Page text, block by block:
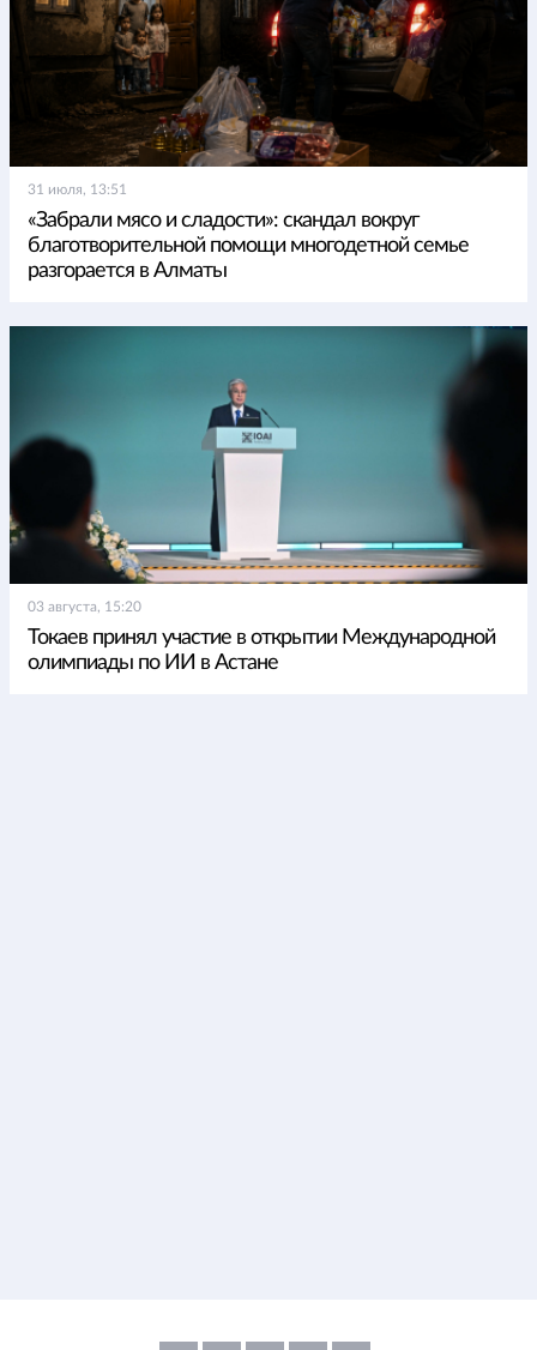
31 июля, 13:51
«Забрали мясо и сладости»: скандал вокруг
благотворительной помощи многодетной семье
разгорается в Алматы
03 августа, 15:20
Токаев принял участие в открытии Международной
олимпиады по ИИ в Астане